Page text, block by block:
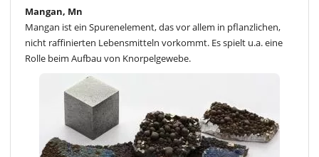
Mangan, Mn
Mangan ist ein Spurenelement, das vor allem in pflanzlichen,
nicht raffinierten Lebensmitteln vorkommt. Es spielt u.a. eine
Rolle beim Aufbau von Knorpelgewebe.